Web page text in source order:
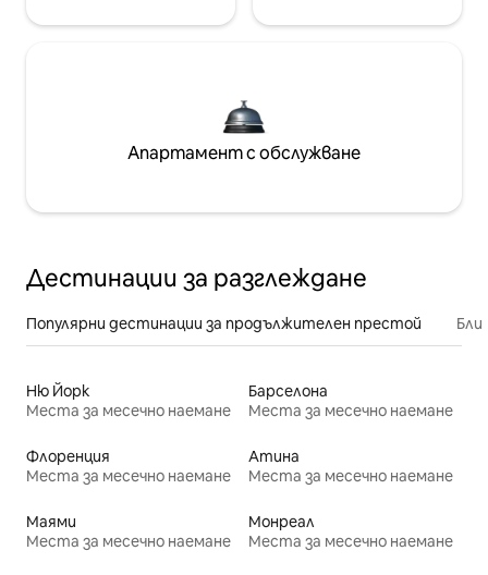
Апартамент с обслужване
Дестинации за разглеждане
Популярни дестинации за продължителен престой
Ню Йорк
Места за месечно наемане
Барселона
Места за месечно наемане
Флоренция
Места за месечно наемане
Атина
Места за месечно наемане
Маями
Места за месечно наемане
Монреал
Места за месечно наемане